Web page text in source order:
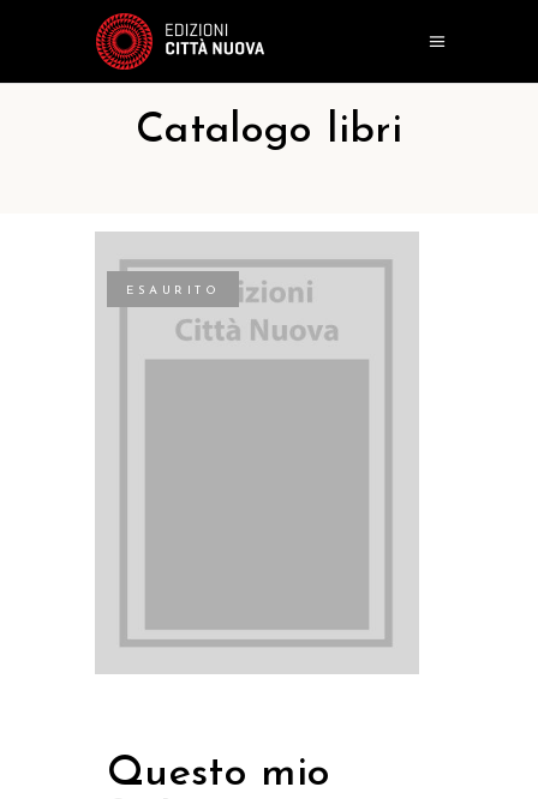
Catalogo libri
ESAURITO
Questo mio